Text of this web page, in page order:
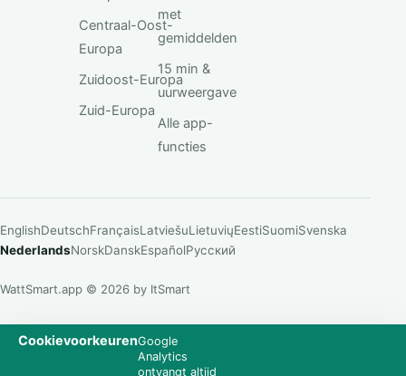
CookievoorkeurenGoogle
Analytics
ontvangt altijd
Centraal-Oost-
Europa
Zuidoost-Europa
Zuid-Europa
met
gemiddelden
15 min &
uurweergave
Alle app-
functies
EnglishDeutschFrançaisLatviešuLietuviųEestiSuomiSvenska
NederlandsNorskDanskEspañolРусский
WattSmart.app © 2026 by ItSmart